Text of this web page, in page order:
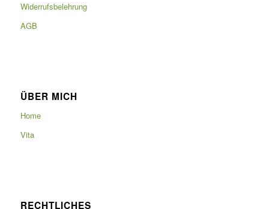
Widerrufsbelehrung
AGB
ÜBER MICH
Home
Vita
RECHTLICHES